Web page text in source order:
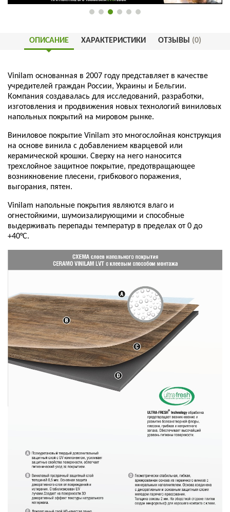
ОПИСАНИЕ ХАРАКТЕРИСТИКИ ОТЗЫВЫ (0)
Vinilam основанная в 2007 году представляет в качестве
учредителей граждан России, Украины и Бельгии.
Компания создавалась для исследований, разработки,
изготовления и продвижения новых технологий виниловых
напольных покрытий на мировом рынке.
Виниловое покрытие Vinilam это многослойная конструкция
на основе винила с добавлением кварцевой или
керамической крошки. Сверху на него наносится
трехслойное защитное покрытие, предотвращающее
возникновение плесени, грибкового поражения,
выгорания, пятен.
Vinilam напольные покрытия являются влаго и
огнестойкими, шумоизалирующими и способные
выдерживать перепады температур в пределах от 0 до
+40°С.